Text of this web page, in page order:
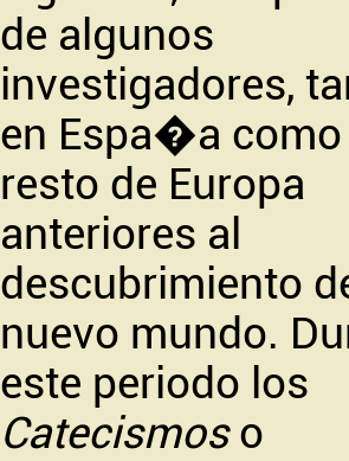
de algunos
investigadores,
en Espa�a como
resto de Europa
anteriores al
descubrimiento
nuevo mundo.
este periodo los
Catecismoso